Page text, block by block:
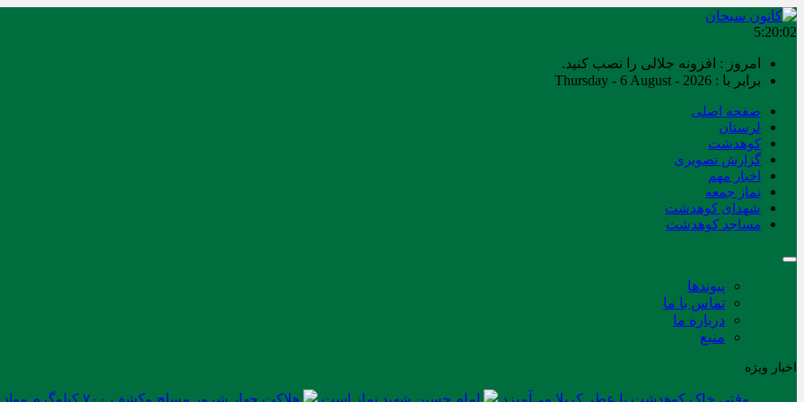
5:20:03
امروز : افزونه جلالی را نصب کنید.
برابر با : Thursday - 6 August - 2026
صفحه اصلی
لرستان
کوهدشت
گزارش تصویری
اخبار مهم
نماز جمعه
شهدای کوهدشت
مساجد کوهدشت
پیوندها
تماس با ما
درباره ما
منبع
اخبار ویژه
وقتی خاک کوهدشت با عطر کربلا می‌آمیزد امام حسین شهید نماز است هلاکت چهار شرور مسلح وکشف ۷۰۰ کیلوگرم مواد مخدر